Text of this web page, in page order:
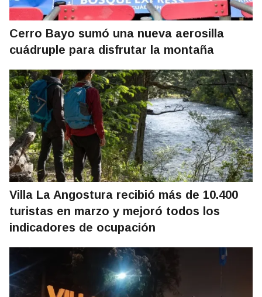
Cerro Bayo sumó una nueva aerosilla
cuádruple para disfrutar la montaña
Villa La Angostura recibió más de 10.400
turistas en marzo y mejoró todos los
indicadores de ocupación